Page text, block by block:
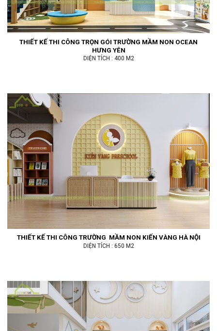
THIẾT KẾ THI CÔNG TRỌN GÓI TRƯỜNG MẦM NON OCEAN
HƯNG YÊN
DIỆN TÍCH : 400 M2
THIẾT KẾ THI CÔNG TRƯỜNG MẦM NON KIẾN VÀNG HÀ NỘI
DIỆN TÍCH : 650 M2